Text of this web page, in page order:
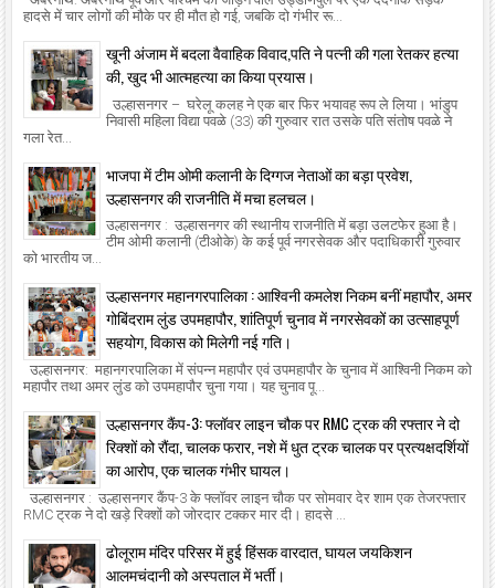
हादसे में चार लोगों की मौके पर ही मौत हो गई, जबकि दो गंभीर रू...
खूनी अंजाम में बदला वैवाहिक विवाद,पति ने पत्नी की गला रेतकर हत्या
की, खुद भी आत्महत्या का किया प्रयास।
उल्हासनगर – घरेलू कलह ने एक बार फिर भयावह रूप ले लिया। भांडुप
निवासी महिला विद्या पवळे (33) की गुरुवार रात उसके पति संतोष पवळे ने
गला रेत...
भाजपा में टीम ओमी कलानी के दिग्गज नेताओं का बड़ा प्रवेश,
उल्हासनगर की राजनीति में मचा हलचल।
उल्हासनगर : उल्हासनगर की स्थानीय राजनीति में बड़ा उलटफेर हुआ है।
टीम ओमी कलानी (टीओके) के कई पूर्व नगरसेवक और पदाधिकारी गुरुवार
को भारतीय ज...
उल्हासनगर महानगरपालिका : आश्विनी कमलेश निकम बनीं महापौर, अमर
गोबिंदराम लुंड उपमहापौर, शांतिपूर्ण चुनाव में नगरसेवकों का उत्साहपूर्ण
सहयोग, विकास को मिलेगी नई गति।
उल्हासनगर: महानगरपालिका में संपन्न महापौर एवं उपमहापौर के चुनाव में आश्विनी निकम को
महापौर तथा अमर लुंड को उपमहापौर चुना गया। यह चुनाव पू...
उल्हासनगर कैंप-3: फ्लॉवर लाइन चौक पर RMC ट्रक की रफ्तार ने दो
रिक्शों को रौंदा, चालक फरार, नशे में धुत ट्रक चालक पर प्रत्यक्षदर्शियों
का आरोप, एक चालक गंभीर घायल।
उल्हासनगर : उल्हासनगर कैंप-3 के फ्लॉवर लाइन चौक पर सोमवार देर शाम एक तेजरफ्तार
RMC ट्रक ने दो खड़े रिक्शों को जोरदार टक्कर मार दी। हादसे ...
ढोलूराम मंदिर परिसर में हुई हिंसक वारदात, घायल जयकिशन
आलमचंदानी को अस्पताल में भर्ती।